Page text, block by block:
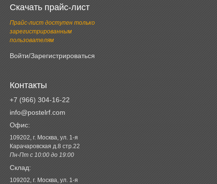
Скачать прайс-лист
Прайс-лист доступен только
зарегистрированным
пользователям
Войти/Зарегистрироваться
Контакты
+7 (966) 304-16-22
info@postelrf.com
Офис:
109202, г. Москва, ул. 1-я
Карачаровская д.8 стр.22
Пн-Пт с 10:00 до 19:00
Склад:
109202, г. Москва, ул. 1-я